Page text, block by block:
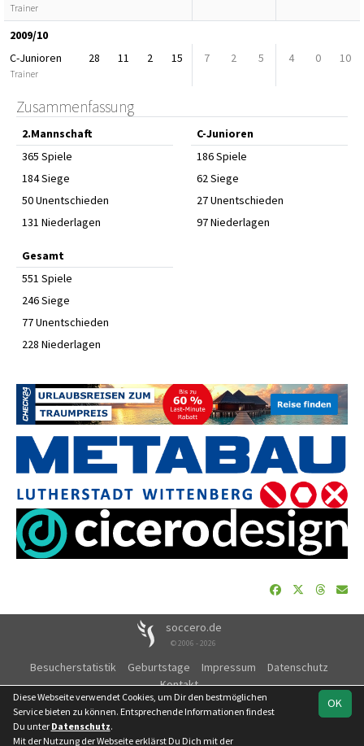
Trainer
2009/10
C-Junioren
Trainer
28 11 2 15 7 2 5 4 0 10
Zusammenfassung
2.Mannschaft
365 Spiele
184 Siege
50 Unentschieden
131 Niederlagen
C-Junioren
186 Spiele
62 Siege
27 Unentschieden
97 Niederlagen
Gesamt
551 Spiele
246 Siege
77 Unentschieden
228 Niederlagen
soccero.de
© 2006 - 2026
Besucherstatistik Geburtstage Impressum
Datenschutz
Kontakt
OK
Diese Webseite verwendet Cookies, um Dir den bestmöglichen
Service bieten zu können. Entsprechende Informationen findest
Du unter Datenschutz.
Mit der Nutzung der Webseite erklärst Du Dich mit der